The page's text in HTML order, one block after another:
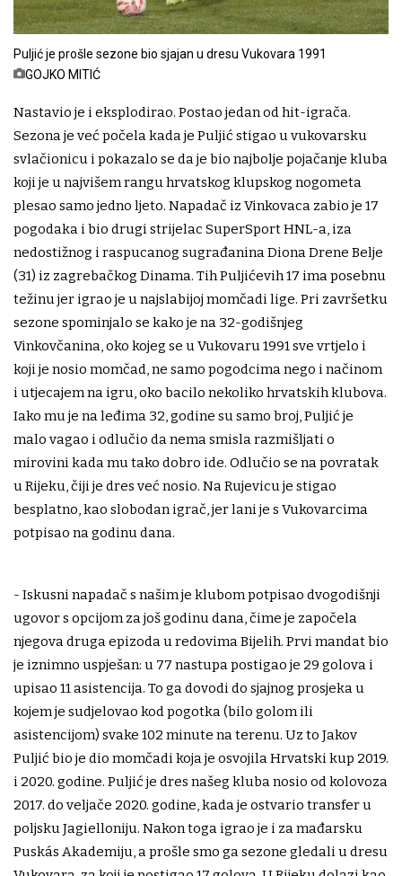
Puljić je prošle sezone bio sjajan u dresu Vukovara 1991
GOJKO MITIĆ
Nastavio je i eksplodirao. Postao jedan od hit-igrača.
Sezona je već počela kada je Puljić stigao u vukovarsku
svlačionicu i pokazalo se da je bio najbolje pojačanje kluba
koji je u najvišem rangu hrvatskog klupskog nogometa
plesao samo jedno ljeto. Napadač iz Vinkovaca zabio je 17
pogodaka i bio drugi strijelac SuperSport HNL-a, iza
nedostižnog i raspucanog sugrađanina Diona Drene Belje
(31) iz zagrebačkog Dinama. Tih Puljićevih 17 ima posebnu
težinu jer igrao je u najslabijoj momčadi lige. Pri završetku
sezone spominjalo se kako je na 32-godišnjeg
Vinkovčanina, oko kojeg se u Vukovaru 1991 sve vrtjelo i
koji je nosio momčad, ne samo pogodcima nego i načinom
i utjecajem na igru, oko bacilo nekoliko hrvatskih klubova.
Iako mu je na leđima 32, godine su samo broj, Puljić je
malo vagao i odlučio da nema smisla razmišljati o
mirovini kada mu tako dobro ide. Odlučio se na povratak
u Rijeku, čiji je dres već nosio. Na Rujevicu je stigao
besplatno, kao slobodan igrač, jer lani je s Vukovarcima
potpisao na godinu dana.
- Iskusni napadač s našim je klubom potpisao dvogodišnji
ugovor s opcijom za još godinu dana, čime je započela
njegova druga epizoda u redovima Bijelih. Prvi mandat bio
je iznimno uspješan: u 77 nastupa postigao je 29 golova i
upisao 11 asistencija. To ga dovodi do sjajnog prosjeka u
kojem je sudjelovao kod pogotka (bilo golom ili
asistencijom) svake 102 minute na terenu. Uz to Jakov
Puljić bio je dio momčadi koja je osvojila Hrvatski kup 2019.
i 2020. godine. Puljić je dres našeg kluba nosio od kolovoza
2017. do veljače 2020. godine, kada je ostvario transfer u
poljsku Jagielloniju. Nakon toga igrao je i za mađarsku
Puskás Akademiju, a prošle smo ga sezone gledali u dresu